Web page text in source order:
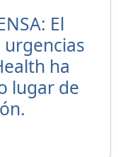
El
ha
lugar de